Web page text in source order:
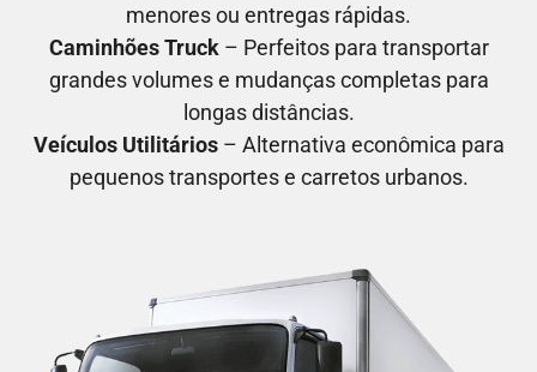
menores ou entregas rápidas.
Caminhões Truck– Perfeitos para transportar
grandes volumes e mudanças completas para
longas distâncias.
Veículos Utilitários– Alternativa econômica para
pequenos transportes e carretos urbanos.